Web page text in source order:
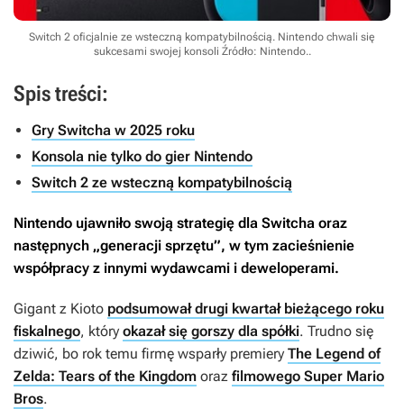
Switch 2 oficjalnie ze wsteczną kompatybilnością. Nintendo chwali się
sukcesami swojej konsoli Źródło: Nintendo..
Spis treści:
Gry Switcha w 2025 roku
Konsola nie tylko do gier Nintendo
Switch 2 ze wsteczną kompatybilnością
Nintendo ujawniło swoją strategię dla Switcha oraz
następnych „generacji sprzętu”, w tym zacieśnienie
współpracy z innymi wydawcami i deweloperami.
Gigant z Kioto podsumował drugi kwartał bieżącego roku
fiskalnego, który okazał się gorszy dla spółki. Trudno się
dziwić, bo rok temu firmę wsparły premiery The Legend of
Zelda: Tears of the Kingdom oraz filmowego Super Mario
Bros.